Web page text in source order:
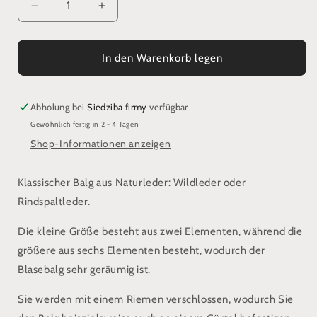
Verringere
die
Menge
Erhöhe
die
Menge
für
In den Warenkorb legen
Abholung beiSiedziba firmy verfügbar
Gewöhnlich fertig in 2 - 4 Tagen
Shop-Informationen anzeigen
Klassischer Balg aus Naturleder: Wildleder oder
Rindspaltleder.
Die kleine Größe besteht aus zwei Elementen, während die
größere aus sechs Elementen besteht, wodurch der
Blasebalg sehr geräumig ist.
Sie werden mit einem Riemen verschlossen, wodurch Sie